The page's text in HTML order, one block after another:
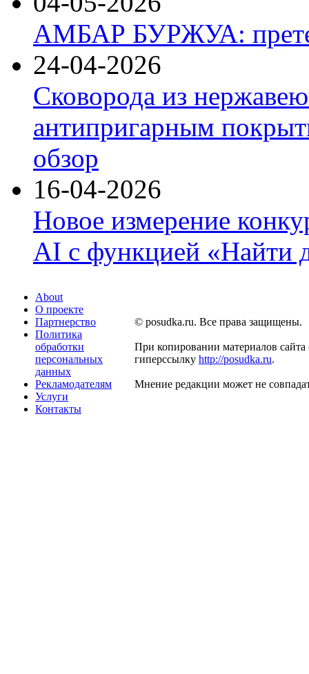
АМБАР БУРЖУА:
24-04-2026
Сковорода из
антипригарным
обзор
16-04-2026
Новое измерение
AI с функцией «Найти
About
О проекте
Партнерство
Политика
обработки
персональных
данных
Рекламодателям
Услуги
Контакты
© posudka.ru. Все права защищены.
При копировании материалов сайта
гиперссылку http://posudka.ru.
Мнение редакции может не